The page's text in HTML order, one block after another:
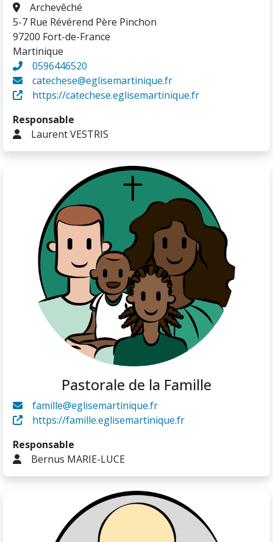
Archevêché
5-7 Rue Révérend Père Pinchon
97200 Fort-de-France
Martinique
0596446520
catechese@eglisemartinique.fr
https://catechese.eglisemartinique.fr
Responsable
Laurent VESTRIS
Pastorale de la Famille
famille@eglisemartinique.fr
https://famille.eglisemartinique.fr
Responsable
Bernus MARIE-LUCE